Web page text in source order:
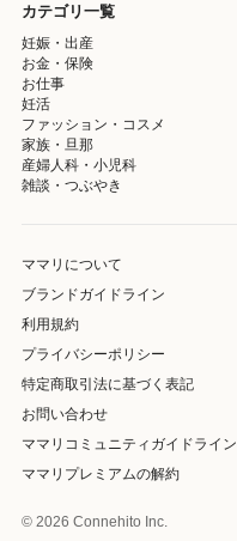
カテゴリ一覧
妊娠・出産
お金・保険
お仕事
妊活
ファッション・コスメ
家族・旦那
産婦人科・小児科
雑談・つぶやき
ママリについて
ブランドガイドライン
利用規約
プライバシーポリシー
特定商取引法に基づく表記
お問い合わせ
ママリコミュニティガイドライン
ママリプレミアムの解約
© 2026 Connehito Inc.